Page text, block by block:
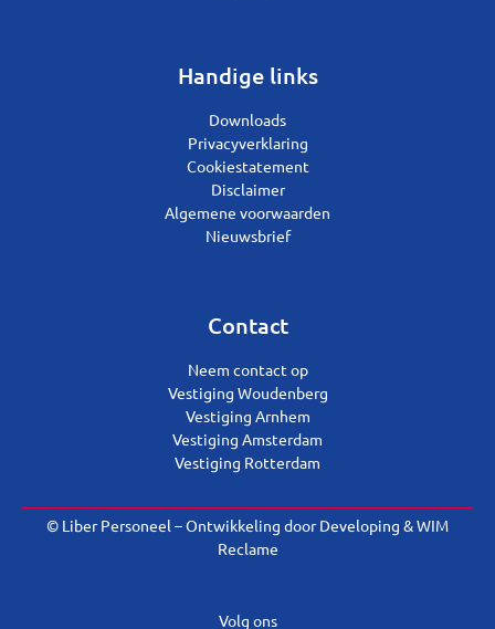
Handige links
Downloads
Privacyverklaring
Cookiestatement
Disclaimer
Algemene voorwaarden
Nieuwsbrief
Contact
Neem contact op
Vestiging Woudenberg
Vestiging Arnhem
Vestiging Amsterdam
Vestiging Rotterdam
© Liber Personeel – Ontwikkeling doorDeveloping &WIM
Reclame
Volg ons